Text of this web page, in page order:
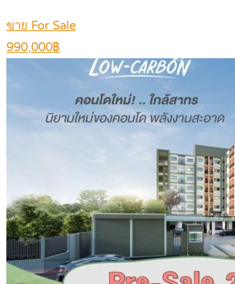
ขาย For Sale
990,000฿